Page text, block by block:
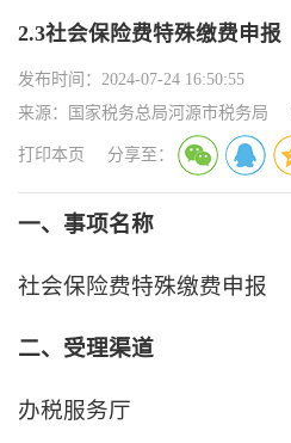
2.3社会保险费特殊缴费申报
发布时间： 2024-07-24 16:50:55
来源：
国家税务总局河源市税务局
打印本页 分享至：
一、事项名称
社会保险费特殊缴费申报
二、受理渠道
办税服务厅